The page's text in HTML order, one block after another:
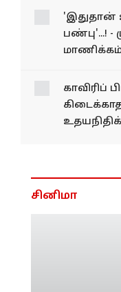
பண்பு'...! -
மாணிக்கம்
காவிரிப்
சினிமா